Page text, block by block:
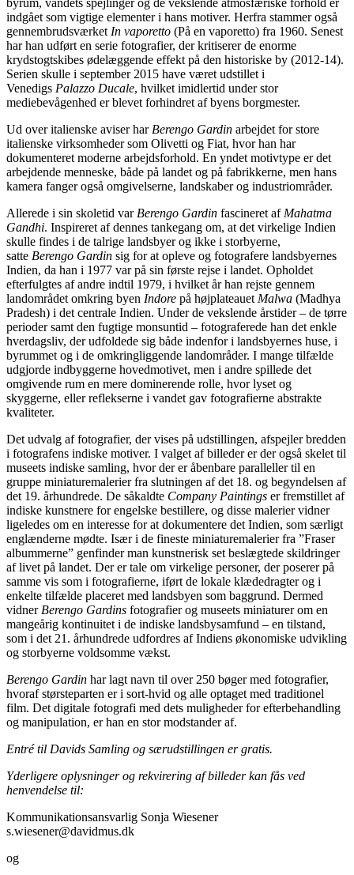
byrum, vandets spejlinger og de vekslende atmosfæriske forhold er
indgået som vigtige elementer i hans motiver. Herfra stammer også
gennembrudsværket In vaporetto (På en vaporetto) fra 1960. Senest
har han udført en serie fotografier, der kritiserer de enorme
krydstogtskibes ødelæggende effekt på den historiske by (2012-14).
Serien skulle i september 2015 have været udstillet i
Venedigs Palazzo Ducale, hvilket imidlertid under stor
mediebevågenhed er blevet forhindret af byens borgmester.
Ud over italienske aviser har Berengo Gardin arbejdet for store
italienske virksomheder som Olivetti og Fiat, hvor han har
dokumenteret moderne arbejdsforhold. En yndet motivtype er det
arbejdende menneske, både på landet og på fabrikkerne, men hans
kamera fanger også omgivelserne, landskaber og industriområder.
Allerede i sin skoletid var Berengo Gardin fascineret af Mahatma
Gandhi. Inspireret af dennes tankegang om, at det virkelige Indien
skulle findes i de talrige landsbyer og ikke i storbyerne,
satte Berengo Gardin sig for at opleve og fotografere landsbyernes
Indien, da han i 1977 var på sin første rejse i landet. Opholdet
efterfulgtes af andre indtil 1979, i hvilket år han rejste gennem
landområdet omkring byen Indore på højplateauet Malwa (Madhya
Pradesh) i det centrale Indien. Under de vekslende årstider – de tørre
perioder samt den fugtige monsuntid – fotograferede han det enkle
hverdagsliv, der udfoldede sig både indenfor i landsbyernes huse, i
byrummet og i de omkringliggende landområder. I mange tilfælde
udgjorde indbyggerne hovedmotivet, men i andre spillede det
omgivende rum en mere dominerende rolle, hvor lyset og
skyggerne, eller reflekserne i vandet gav fotografierne abstrakte
kvaliteter.
Det udvalg af fotografier, der vises på udstillingen, afspejler bredden
i fotografens indiske motiver. I valget af billeder er der også skelet til
museets indiske samling, hvor der er åbenbare paralleller til en
gruppe miniaturemalerier fra slutningen af det 18. og begyndelsen af
det 19. århundrede. De såkaldte Company Paintings er fremstillet af
indiske kunstnere for engelske bestillere, og disse malerier vidner
ligeledes om en interesse for at dokumentere det Indien, som særligt
englænderne mødte. Især i de fineste miniaturemalerier fra ”Fraser
albummerne” genfinder man kunstnerisk set beslægtede skildringer
af livet på landet. Der er tale om virkelige personer, der poserer på
samme vis som i fotografierne, iført de lokale klædedragter og i
enkelte tilfælde placeret med landsbyen som baggrund. Dermed
vidner Berengo Gardins fotografier og museets miniaturer om en
mangeårig kontinuitet i de indiske landsbysamfund – en tilstand,
som i det 21. århundrede udfordres af Indiens økonomiske udvikling
og storbyerne voldsomme vækst.
Berengo Gardin har lagt navn til over 250 bøger med fotografier,
hvoraf størsteparten er i sort-hvid og alle optaget med traditionel
film. Det digitale fotografi med dets muligheder for efterbehandling
og manipulation, er han en stor modstander af.
Entré til Davids Samling og særudstillingen er gratis.
Yderligere oplysninger og rekvirering af billeder kan fås ved
henvendelse til:
Kommunikationsansvarlig Sonja Wiesener
s.wiesener@davidmus.dk
og